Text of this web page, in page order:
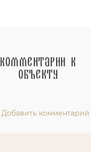
Комментарии к
объекту
Добавить комментарий